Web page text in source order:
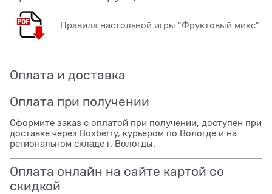
Правила настольной игры "Фруктовый микс"
Оплата и доставка
Оплата при получении
Оформите заказ с оплатой при получении, доступен при
доставке через Boxberry, курьером по Вологде и на
региональном складе г. Вологды.
Оплата онлайн на сайте картой со
скидкой